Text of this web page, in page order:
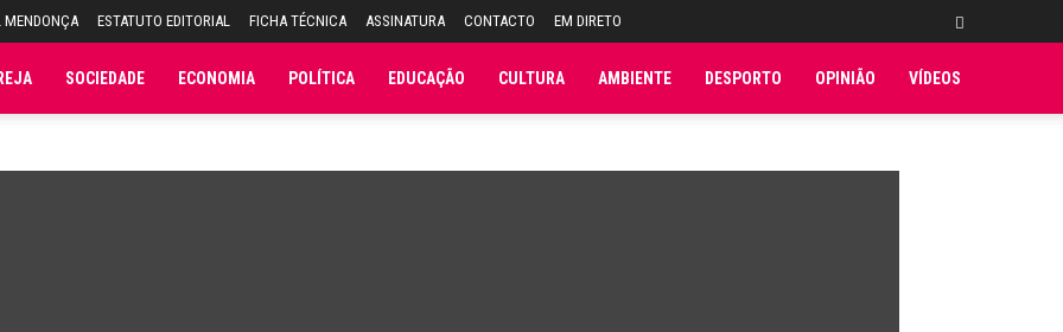
MENDONÇA ESTATUTO EDITORIAL FICHA TÉCNICA ASSINATURA CONTACTO EM DIRETO
SOCIEDADE ECONOMIA POLÍTICA EDUCAÇÃO CULTURA AMBIENTE DESPORTO OPINIÃO VÍDEOS